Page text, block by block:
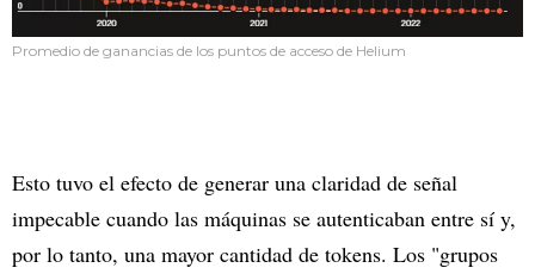
Promedio de ganancias de los puntos de acceso de Helium
Esto tuvo el efecto de generar una claridad de señal
impecable cuando las máquinas se autenticaban entre sí y,
por lo tanto, una mayor cantidad de tokens. Los "grupos